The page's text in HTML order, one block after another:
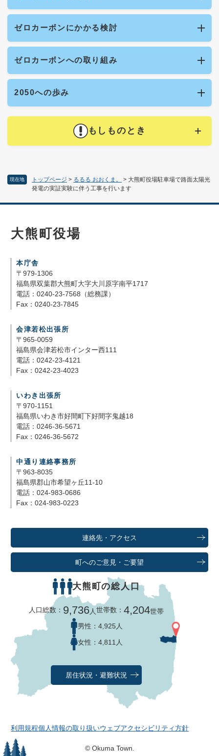
現在地 トップページ > るるる おおくま。 > 大熊町役場駐車場で路面太陽光
発電の実証実験に伴う工事を行います
ゼロカーボンにかかる検討
ゼロカーボンへの取り組み
2050への歩み
もしものとき
大熊町役場
本庁舎
〒979-1306
福島県双葉郡大熊町大字大川原字南平1717
電話：0240-23-7568（総務課）
Fax：0240-23-7845
会津若松出張所
〒965-0059
福島県会津若松市インター西111
電話：0242-23-4121
Fax：0242-23-4023
いわき出張所
〒970-1151
福島県いわき市好間町下好間字鬼越18
電話：0246-36-5671
Fax：0246-36-5672
中通り連絡事務所
〒963-8035
福島県郡山市希望ヶ丘11-10
電話：024-983-0686
Fax：024-983-0223
連絡先・アクセス
町へのご意見・ご要望
大熊町の総人口
人口総数： 9,736人世帯数：4,204世帯
男性： 4,925人
女性： 4,811人
居住状況・避難状況
利用規程個人情報の取り扱いウェブアクセシビリティ方針
© Okuma Town.